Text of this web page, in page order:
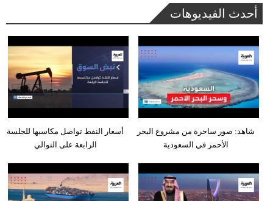
أحدث الفيديوهات
أسعار النفط تواصل مكاسبها للجلسة
الرابعة على التوالي
شاهد: صور ساحرة من مشروع البحر
الأحمر في السعودية